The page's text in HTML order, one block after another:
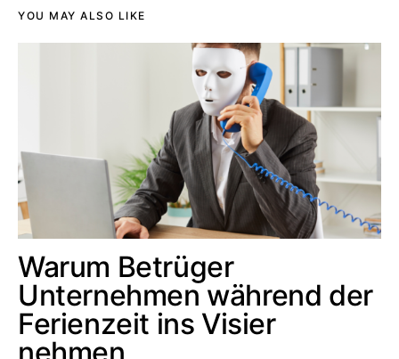
YOU MAY ALSO LIKE
Warum Betrüger
Unternehmen während der
Ferienzeit ins Visier